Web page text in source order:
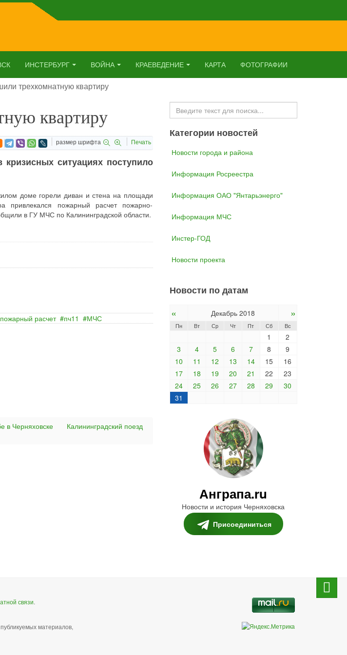
ИНСТЕРБУРГ ВОЙНА КРАЕВЕДЕНИЕ КАРТА ФОТОГРАФИИ
трехкомнатную квартиру
квартиру
размер шрифта Печать
ситуациях поступило
доме горели диван и стена на площади
привлекался пожарный расчет пожарно-
в ГУ МЧС по Калининградской области.
пожарный расчет пч11 МЧС
в Черняховске
Калининградский поезд
Искать...
Категории новостей
Новости города и района
Информация Росреестра
Информация ОАО "Янтарьэнерго"
Информация МЧС
Инстер-ГОД
Новости проекта
Новости по датам
« Декабрь 2018 »
Пн Вт Ср Чт Пт Сб Вс
1
2
3
4 5 6 7 8
9
10
11 12 13 14 15
16
17
18 19 20 21 22
23
24
25 26 27 28 29
30
31
Анграпа.ru
Новости и история Черняховска
Присоединиться
связи.
материалов,